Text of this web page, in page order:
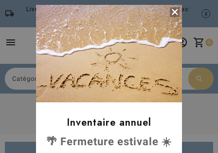
local_shipping
Livraison gratuite à partir de 79 euros d'achat avec
Mondial Relay
x
menu shopping_cart 0
account_circle
search
Accueil
Espace chien
Compléments alimentaires

Inventaire annuel
🌴 Fermeture estivale ☀️